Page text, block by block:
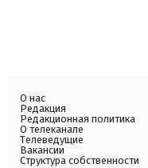
О нас
Редакция
Редакционная политика
О телеканале
Телеведущие
Вакансии
Структура собственности